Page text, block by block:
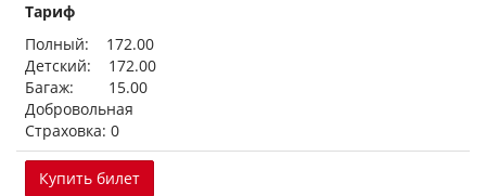
Тариф
Полный: 172.00
Детский: 172.00
Багаж: 15.00
Добровольная
Страховка: 0
Купить билет